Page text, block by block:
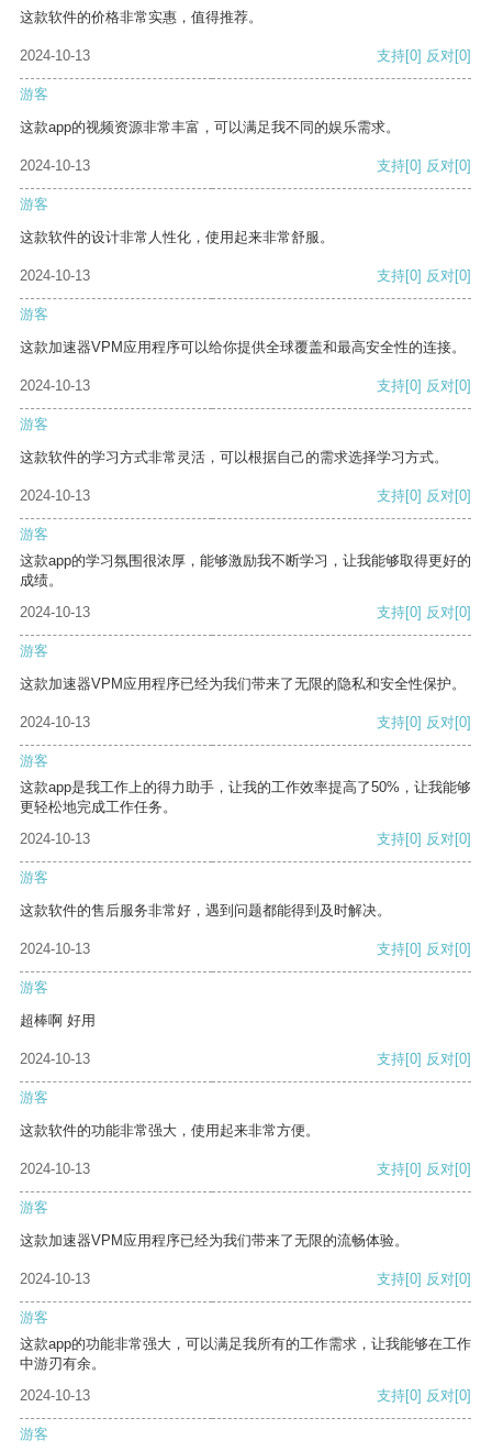
这款软件的价格非常实惠，值得推荐。
2024-10-13 支持[0] 反对[0]
游客
这款app的视频资源非常丰富，可以满足我不同的娱乐需求。
2024-10-13 支持[0] 反对[0]
游客
这款软件的设计非常人性化，使用起来非常舒服。
2024-10-13 支持[0] 反对[0]
游客
这款加速器VPM应用程序可以给你提供全球覆盖和最高安全性的连接。
2024-10-13 支持[0] 反对[0]
游客
这款软件的学习方式非常灵活，可以根据自己的需求选择学习方式。
2024-10-13 支持[0] 反对[0]
游客
这款app的学习氛围很浓厚，能够激励我不断学习，让我能够取得更好的
成绩。
2024-10-13
支持[0] 反对[0]
游客
这款加速器VPM应用程序已经为我们带来了无限的隐私和安全性保护。
2024-10-13 支持[0] 反对[0]
游客
这款app是我工作上的得力助手，让我的工作效率提高了50%，让我能够
更轻松地完成工作任务。
2024-10-13
支持[0] 反对[0]
游客
这款软件的售后服务非常好，遇到问题都能得到及时解决。
2024-10-13 支持[0] 反对[0]
游客
超棒啊 好用
2024-10-13 支持[0] 反对[0]
游客
这款软件的功能非常强大，使用起来非常方便。
2024-10-13 支持[0] 反对[0]
游客
这款加速器VPM应用程序已经为我们带来了无限的流畅体验。
2024-10-13 支持[0] 反对[0]
游客
这款app的功能非常强大，可以满足我所有的工作需求，让我能够在工作
中游刃有余。
2024-10-13
支持[0] 反对[0]
游客